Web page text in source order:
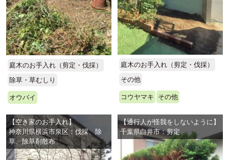
庭木のお手入れ（剪定・伐採）
除草・草むしり
オウバイ
庭木のお手入れ（剪定・伐採）
その他
コウヤマキ その他
【空き家のお手入れ】
神奈川県横浜市泉区：伐採、除
草、除草剤散布
【通行人が怪我をしないように】
千葉県白井市：剪定